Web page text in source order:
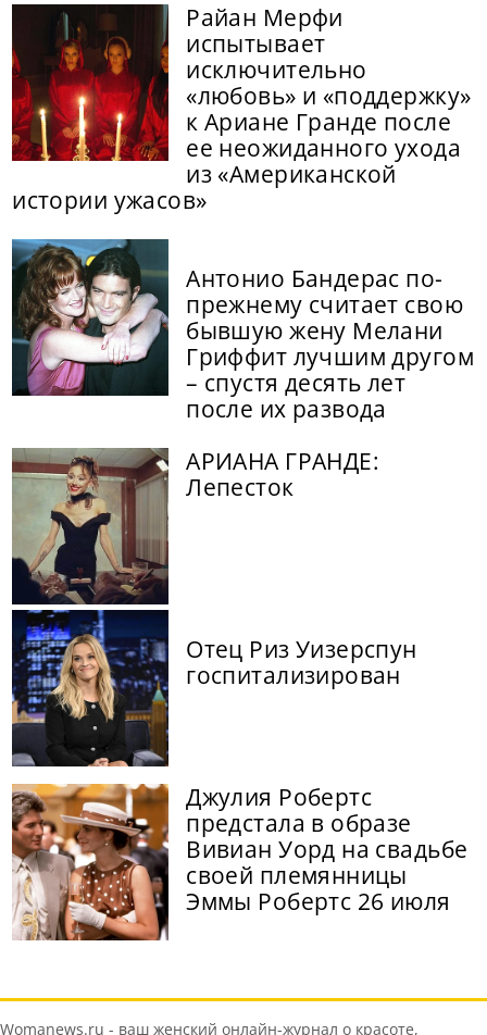
Райан Мерфи
испытывает
исключительно
«любовь» и «поддержку»
к Ариане Гранде после
ее неожиданного ухода
из «Американской
истории ужасов»
Антонио Бандерас по-
прежнему считает свою
бывшую жену Мелани
Гриффит лучшим другом
– спустя десять лет
после их развода
АРИАНА ГРАНДЕ:
Лепесток
Отец Риз Уизерспун
госпитализирован
Джулия Робертс
предстала в образе
Вивиан Уорд на свадьбе
своей племянницы
Эммы Робертс 26 июля
Womanews.ru - ваш женский онлайн-журнал о красоте,